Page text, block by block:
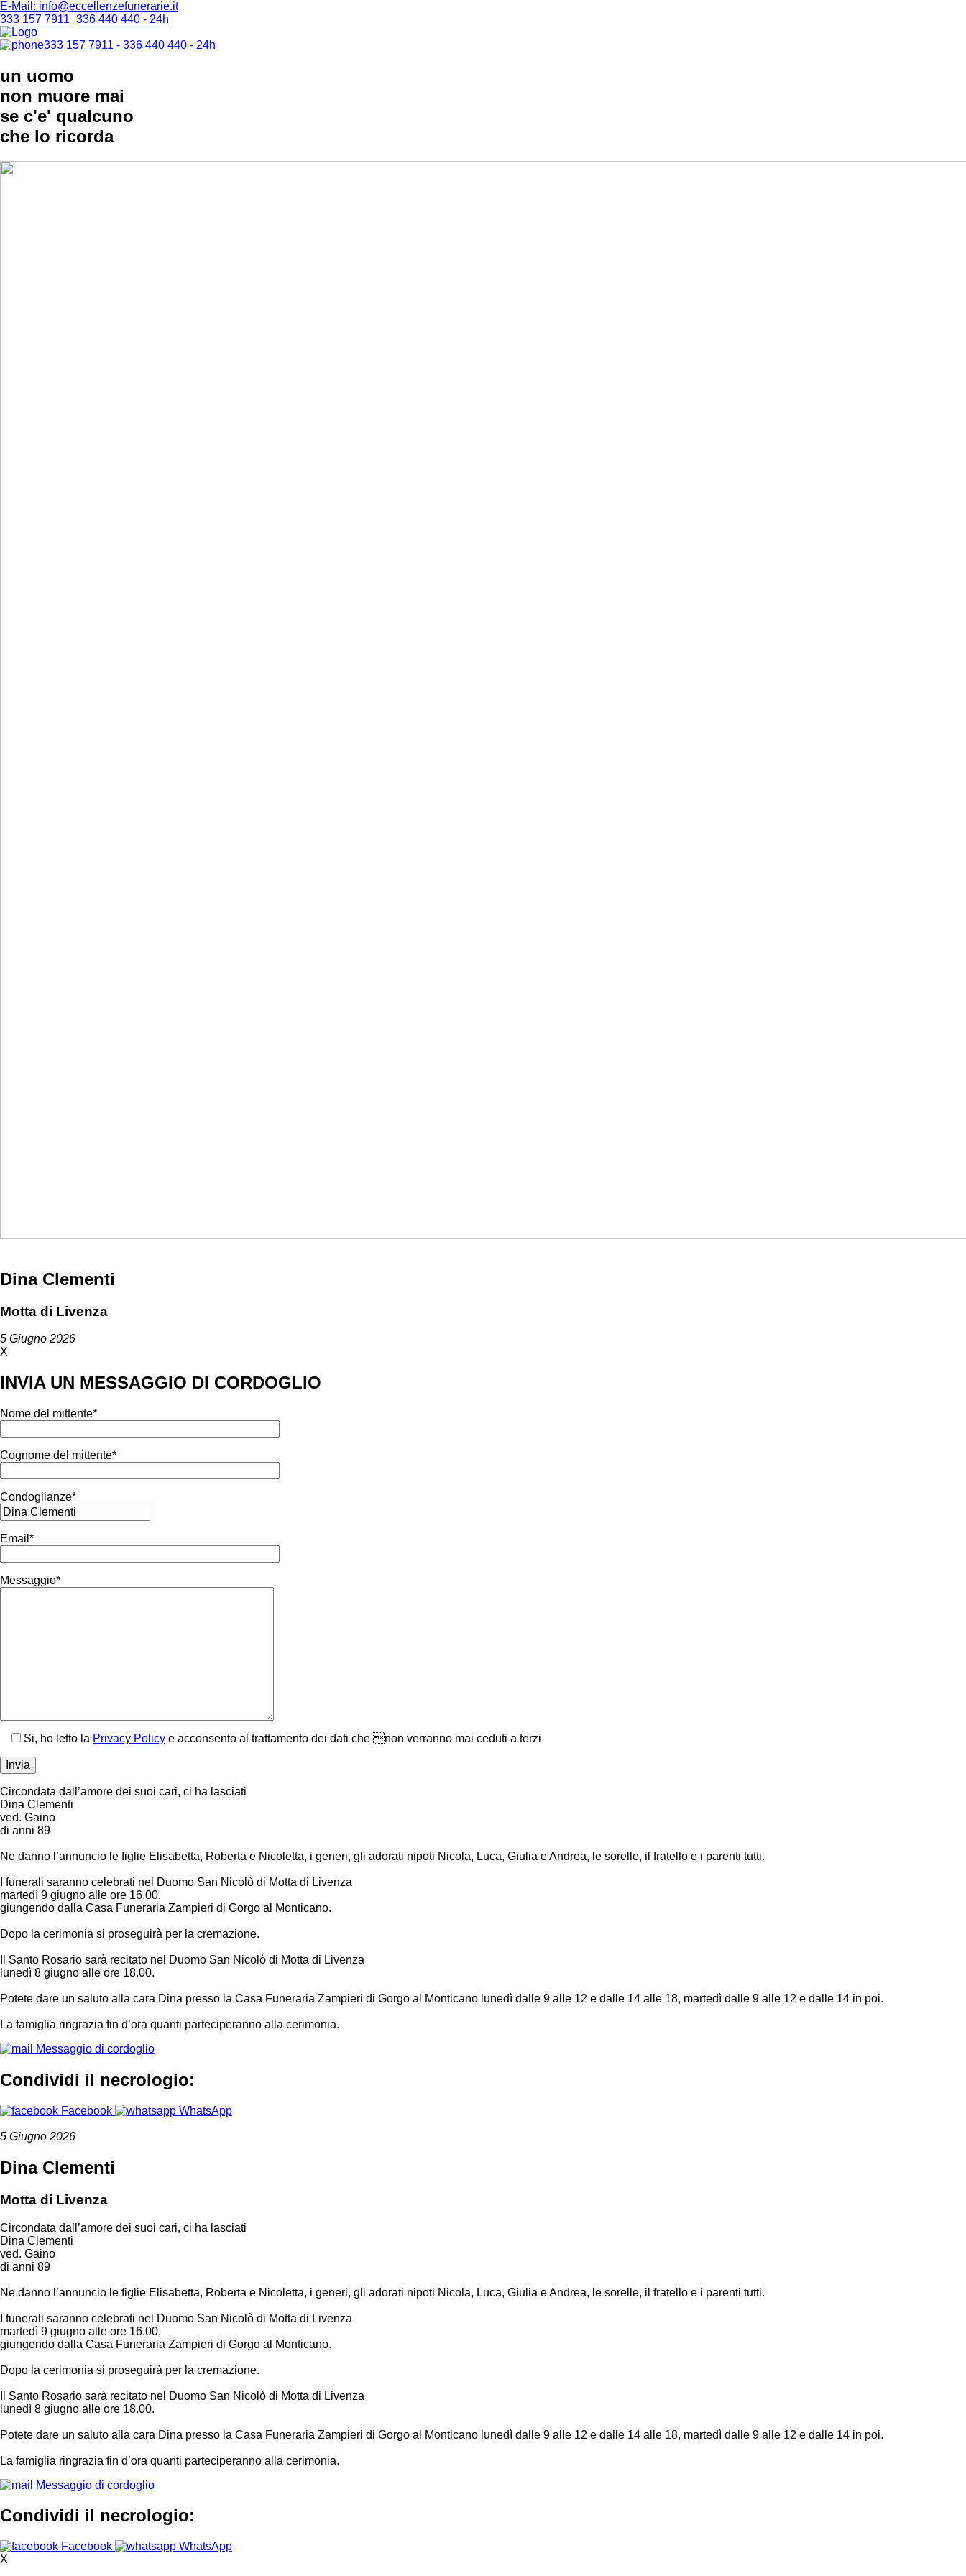
E-Mail: info@eccellenzefunerarie.it
333 157 7911 336 440 440 - 24h
333 157 7911 - 336 440 440 - 24h
un uomo
non muore mai
se c'e' qualcuno
che lo ricorda
Dina Clementi
Motta di Livenza
5 Giugno 2026
X
INVIA UN MESSAGGIO DI CORDOGLIO
Nome del mittente*
Cognome del mittente*
Condoglianze*
Email*
Messaggio*
Si, ho letto la Privacy Policy e acconsento al trattamento dei dati che non verranno mai ceduti a terzi
Circondata dall’amore dei suoi cari, ci ha lasciati
Dina Clementi
ved. Gaino
di anni 89
Ne danno l’annuncio le figlie Elisabetta, Roberta e Nicoletta, i generi, gli adorati nipoti Nicola, Luca, Giulia e Andrea, le sorelle, il fratello e i parenti tutti.
I funerali saranno celebrati nel Duomo San Nicolò di Motta di Livenza
martedì 9 giugno alle ore 16.00,
giungendo dalla Casa Funeraria Zampieri di Gorgo al Monticano.
Dopo la cerimonia si proseguirà per la cremazione.
Il Santo Rosario sarà recitato nel Duomo San Nicolò di Motta di Livenza
lunedì 8 giugno alle ore 18.00.
Potete dare un saluto alla cara Dina presso la Casa Funeraria Zampieri di Gorgo al Monticano lunedì dalle 9 alle 12 e dalle 14 alle 18, martedì dalle 9 alle 12 e dalle 14 in poi.
La famiglia ringrazia fin d’ora quanti parteciperanno alla cerimonia.
Messaggio di cordoglio
Condividi il necrologio:
Facebook WhatsApp
5 Giugno 2026
Dina Clementi
Motta di Livenza
Circondata dall’amore dei suoi cari, ci ha lasciati
Dina Clementi
ved. Gaino
di anni 89
Ne danno l’annuncio le figlie Elisabetta, Roberta e Nicoletta, i generi, gli adorati nipoti Nicola, Luca, Giulia e Andrea, le sorelle, il fratello e i parenti tutti.
I funerali saranno celebrati nel Duomo San Nicolò di Motta di Livenza
martedì 9 giugno alle ore 16.00,
giungendo dalla Casa Funeraria Zampieri di Gorgo al Monticano.
Dopo la cerimonia si proseguirà per la cremazione.
Il Santo Rosario sarà recitato nel Duomo San Nicolò di Motta di Livenza
lunedì 8 giugno alle ore 18.00.
Potete dare un saluto alla cara Dina presso la Casa Funeraria Zampieri di Gorgo al Monticano lunedì dalle 9 alle 12 e dalle 14 alle 18, martedì dalle 9 alle 12 e dalle 14 in poi.
La famiglia ringrazia fin d’ora quanti parteciperanno alla cerimonia.
Messaggio di cordoglio
Condividi il necrologio:
Facebook
WhatsApp
X